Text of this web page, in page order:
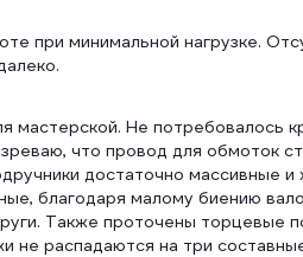
при минимальной нагрузке.
Не потребовалось
что провод для обмоток
достаточно массивные
благодаря малому биению
Также проточены торцевые
не распадаются на три